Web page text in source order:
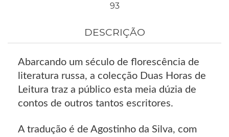
93
DESCRIÇÃO
Abarcando um século de florescência de
literatura russa, a colecção Duas Horas de
Leitura traz a público esta meia dúzia de
contos de outros tantos escritores.
A tradução é de Agostinho da Silva, com